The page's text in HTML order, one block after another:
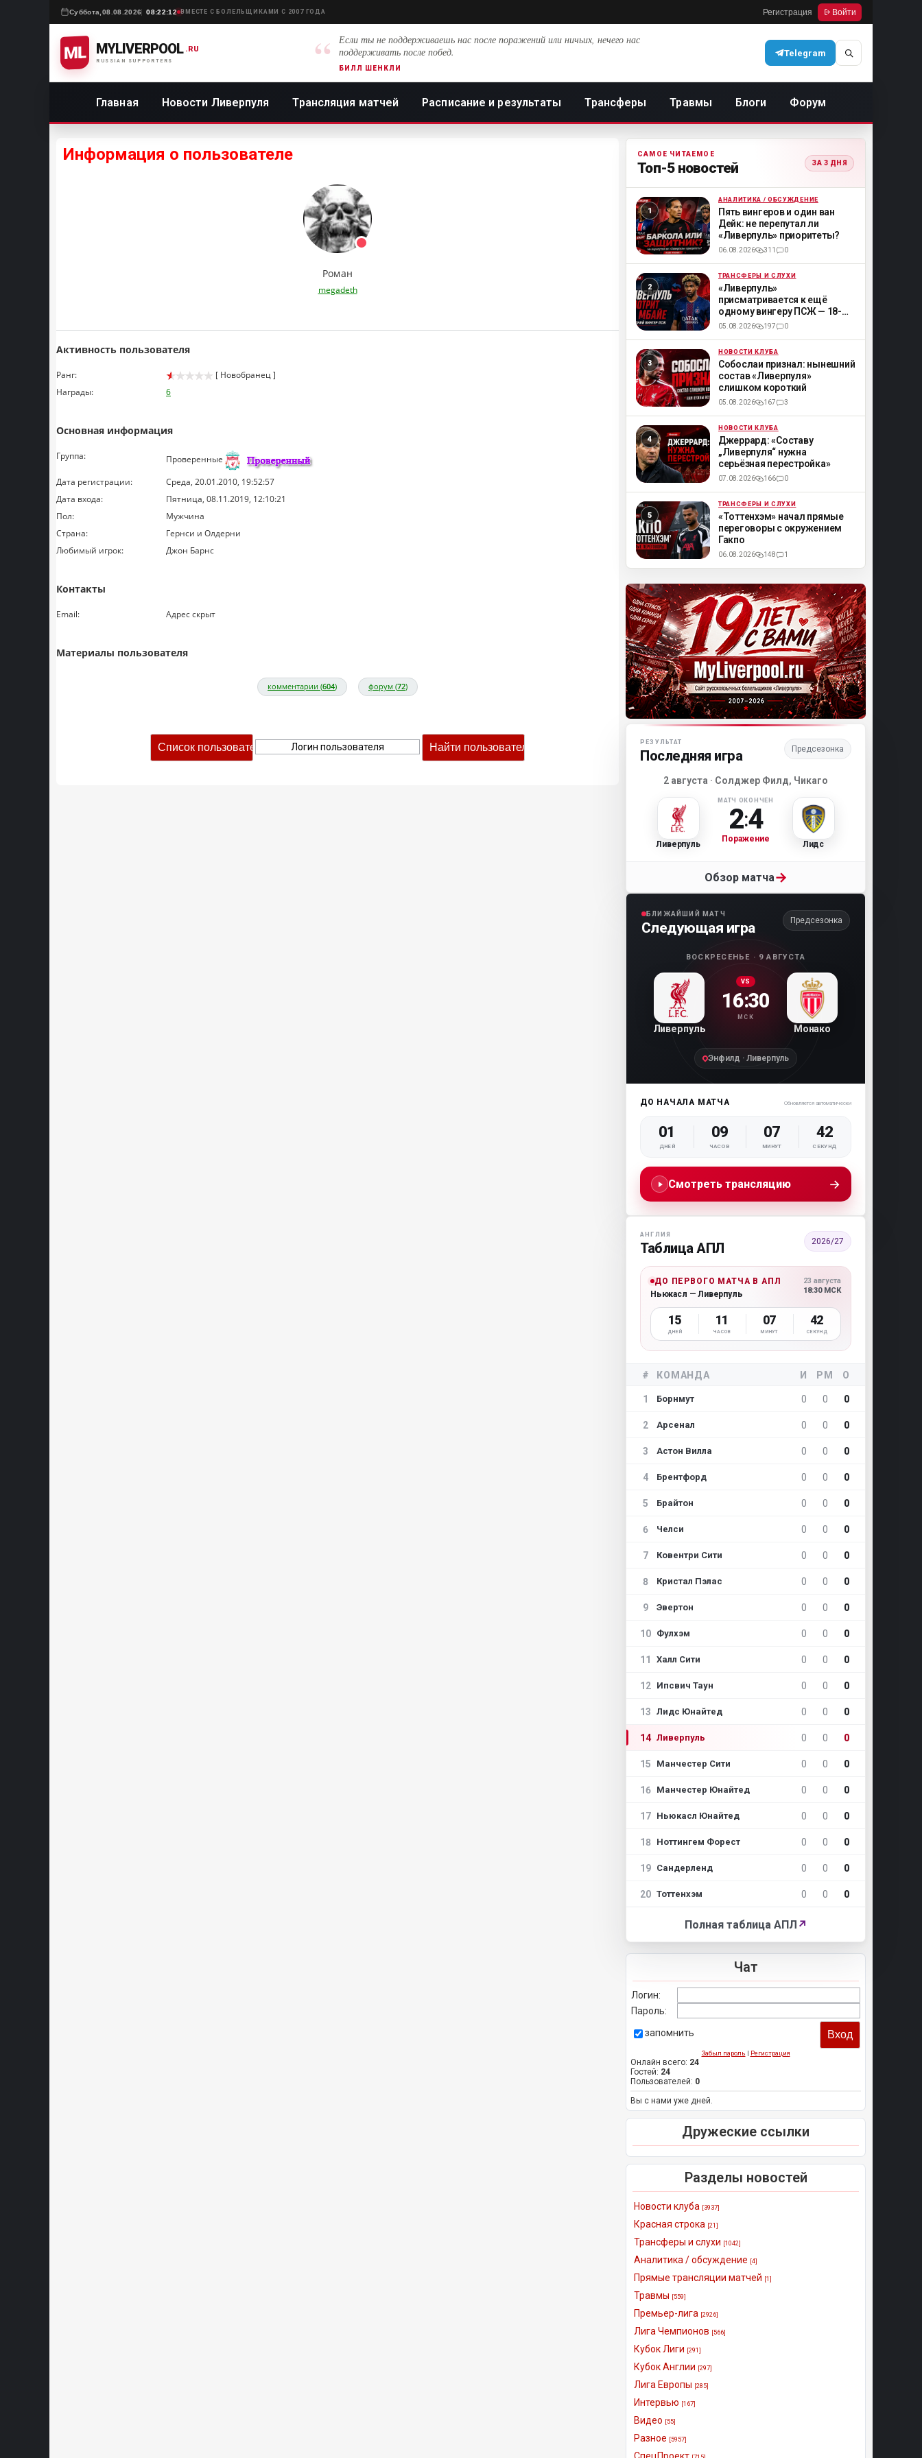
Суббота, 08.08.2026 08:22:12 ВМЕСТЕ С БОЛЕЛЬЩИКАМИ С 2007 ГОДА Регистрация Войти
ML MYLIVERPOOL
RUSSIAN SUPPORTERS
.RU “
Если ты не поддерживаешь нас после поражений или ничьих, нечего нас
поддерживать после побед.
БИЛЛ ШЕНКЛИ
Telegram
Главная Новости Ливерпуля Трансляция матчей Расписание и результаты Трансферы Травмы Блоги Форум
Информация о пользователе
Роман
megadeth
Активность пользователя
Ранг:
[ Новобранец ]
Награды:
6
Основная информация
Группа:
Проверенные
Дата регистрации:
Среда, 20.01.2010, 19:52:57
Дата входа:
Пятница, 08.11.2019, 12:10:21
Пол:
Мужчина
Страна:
Гернси и Олдерни
Любимый игрок:
Джон Барнс
Контакты
Email: Адрес скрыт
Материалы пользователя
комментарии (604) форум (72)
САМОЕ ЧИТАЕМОЕ
Топ-5 новостей ЗА 3 ДНЯ
ML АНАЛИТИКА / ОБСУЖДЕНИЕ
Пять вингеров и один ван
Дейк: не перепутал ли
«Ливерпуль» приоритеты?
06.08.2026 311 0
ML ТРАНСФЕРЫ И СЛУХИ
«Ливерпуль»
присматривается к ещё
одному вингеру ПСЖ — 18-
летнему Мбайе
05.08.2026 197 0
ML НОВОСТИ КЛУБА
Собослаи признал: нынешний
состав «Ливерпуля»
слишком короткий
05.08.2026 167 3
ML НОВОСТИ КЛУБА
Джеррард: «Составу
„Ливерпуля“ нужна
серьёзная перестройка»
07.08.2026 166 0
ML ТРАНСФЕРЫ И СЛУХИ
«Тоттенхэм» начал прямые
переговоры с окружением
Гакпо
06.08.2026 148 1
Матч-центр «Ливерпуля»
РЕЗУЛЬТАТ
Последняя игра Предсезонка
2 августа · Солджер Филд, Чикаго
Ливерпуль
МАТЧ ОКОНЧЕН
2:4
Поражение
Лидс
Обзор матча→
БЛИЖАЙШИЙ МАТЧ
Следующая игра Предсезонка
ВОСКРЕСЕНЬЕ · 9 АВГУСТА
Ливерпуль
VS
16:30
МСК
Монако
Энфилд · Ливерпуль
ДО НАЧАЛА МАТЧА Обновляется автоматически
01
ДНЕЙ
09
ЧАСОВ
07
МИНУТ
41
СЕКУНД
Смотреть трансляцию →
АНГЛИЯ
Таблица АПЛ 2026/27
ДО ПЕРВОГО МАТЧА В АПЛ
Ньюкасл — Ливерпуль
23 августа
18:30 МСК
15
ДНЕЙ
11
ЧАСОВ
07
МИНУТ
41
СЕКУНД
# КОМАНДА И РМ О
1 Борнмут 0 0 0
2 Арсенал 0 0 0
3 Астон Вилла 0 0 0
4 Брентфорд 0 0 0
5 Брайтон 0 0 0
6 Челси 0 0 0
7 Ковентри Сити 0 0 0
8 Кристал Пэлас 0 0 0
9 Эвертон 0 0 0
10 Фулхэм 0 0 0
11 Халл Сити 0 0 0
12 Ипсвич Таун 0 0 0
13 Лидс Юнайтед 0 0 0
14 Ливерпуль 0 0 0
15 Манчестер Сити 0 0 0
16 Манчестер Юнайтед 0 0 0
17 Ньюкасл Юнайтед 0 0 0
18 Ноттингем Форест 0 0 0
19 Сандерленд 0 0 0
20 Тоттенхэм 0 0 0
Полная таблица АПЛ ↗
Чат
Логин:
Пароль:
запомнить
Забыл пароль | Регистрация
Онлайн всего: 24
Гостей: 24
Пользователей: 0
Вы с нами уже дней.
Дружеские ссылки
Разделы новостей
Новости клуба [3937]
Красная строка [21]
Трансферы и слухи [1042]
Аналитика / обсуждение [4]
Прямые трансляции матчей [1]
Травмы [559]
Премьер-лига [2926]
Лига Чемпионов [566]
Кубок Лиги [291]
Кубок Англии [297]
Лига Европы [285]
Интервью [167]
Видео [55]
Разное [5957]